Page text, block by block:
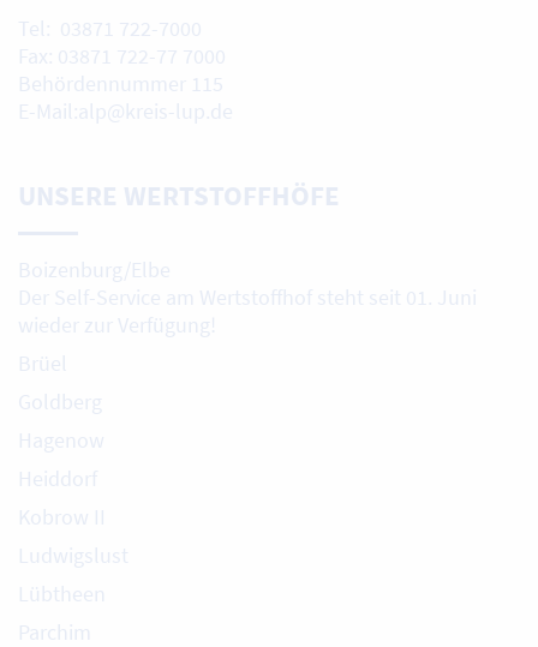
Tel: 03871 722-7000
Fax: 03871 722-77 7000
Behördennummer 115
E-Mail:alp@kreis-lup.de
UNSERE WERTSTOFFHÖFE
Boizenburg/Elbe
Der Self-Service am Wertstoffhof steht seit 01. Juni
wieder zur Verfügung!
Brüel
Goldberg
Hagenow
Heiddorf
Kobrow II
Ludwigslust
Lübtheen
Parchim